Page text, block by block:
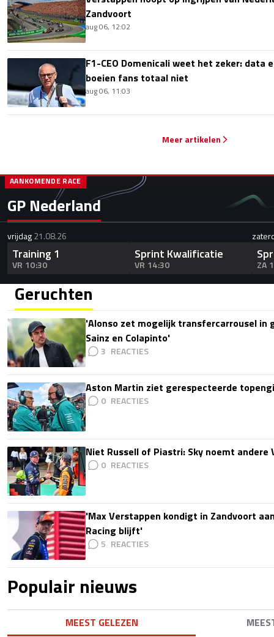
Zandvoort
aug 06, 12:02
F1-CEO Domenicali weet het zeker: data
boeien fans totaal niet
aug 06, 11:03
Meer artikelen
GP Nederland
AANKOMENDE RACE
vrijdag21.08.26
Training 1
VR 10:30
Sprint Kwalificatie
VR 14:30 ZA
Geruchten
'Alonso zet mogelijk transfercarrousel in
Sainz en Colapinto'
3
Aston Martin ziet gerespecteerde
0
Niet Russell of Piastri: Sky noemt
0
'Max Verstappen kondigt in Zandvoort
Racing blijft'
5
Populair nieuws
MEEST GELEZEN